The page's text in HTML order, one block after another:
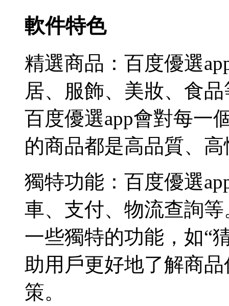
軟件特色
精選商品：百度優選
居、服飾、美妝、食
百度優選app會對每一
的商品都是高品質、
獨特功能：百度優選
車、支付、物流查詢
一些獨特的功能，如“
助用戶更好地了解商
策。